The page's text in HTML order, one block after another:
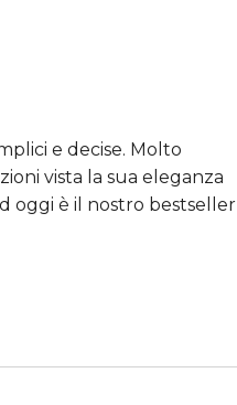
e decise. Molto
vista la sua eleganza
oggi è il nostro bestseller